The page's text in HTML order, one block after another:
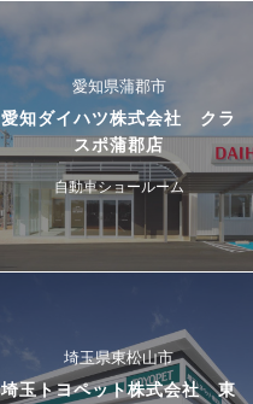
愛知県蒲郡市
愛知ダイハツ株式会社 クラ
スポ蒲郡店
自動車ショールーム
埼玉県東松山市
埼玉トヨペット株式会社 東